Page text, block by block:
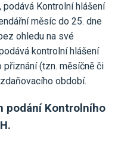
Kontrolní hlášení
měsíc do 25. dne
ohledu na své
kontrolní hlášení
přiznání (tzn. měsíčně či
období.
podání Kontrolního